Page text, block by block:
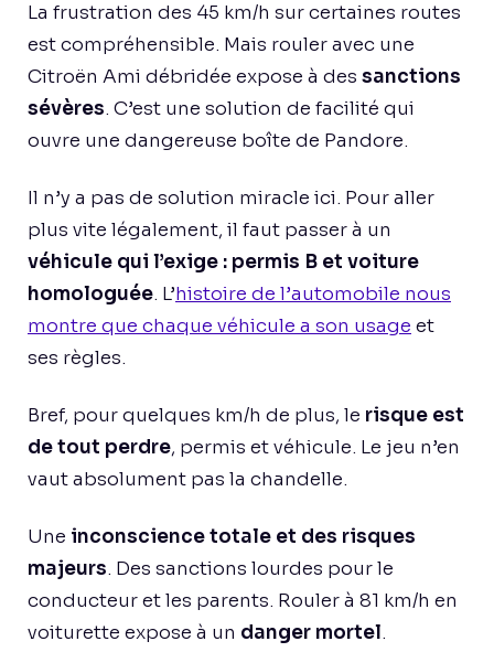
La frustration des 45 km/h sur certaines routes
est compréhensible. Mais rouler avec une
Citroën Ami débridée expose à des sanctions
sévères. C’est une solution de facilité qui
ouvre une dangereuse boîte de Pandore.
Il n’y a pas de solution miracle ici. Pour aller
plus vite légalement, il faut passer à un
véhicule qui l’exige : permis B et voiture
homologuée. L’histoire de l’automobile nous
montre que chaque véhicule a son usage et
ses règles.
Bref, pour quelques km/h de plus, le risque est
de tout perdre, permis et véhicule. Le jeu n’en
vaut absolument pas la chandelle.
Une inconscience totale et des risques
majeurs. Des sanctions lourdes pour le
conducteur et les parents. Rouler à 81 km/h en
voiturette expose à un danger mortel.